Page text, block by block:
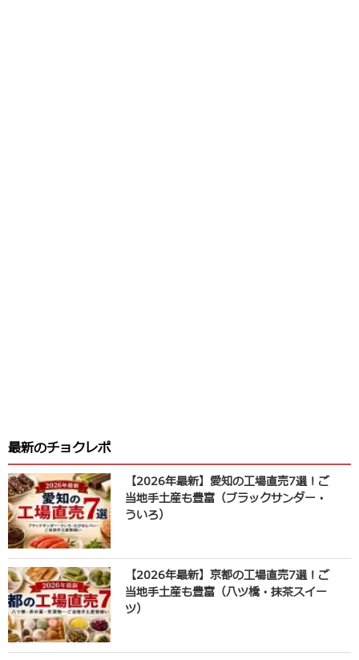
最新のチョクレポ
【2026年最新】愛知の工場直売7選！ご
当地手土産も豊富（ブラックサンダー・
ういろ）
【2026年最新】京都の工場直売7選！ご
当地手土産も豊富（八ツ橋・抹茶スイー
ツ）